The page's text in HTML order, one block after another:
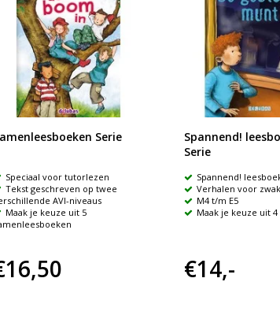
Serie
Speciaal voor tutorlezen
Tekst geschreven op twee
AVI-niveaus
Maak je keuze uit 5
Spannend!
Serie
Spannend!
Verhalen voor
M4 t/m E5
Maak je keuze uit
€14,-